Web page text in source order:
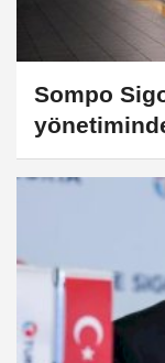
Sompo
bıraktı